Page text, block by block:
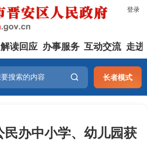
登录
解读回应 办事服务 互动交流 走进
长者模式
民办中小学、幼儿园获